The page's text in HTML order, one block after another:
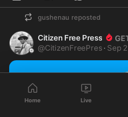
gushenau reposted
Citizen Free Press
@CitizenFreePres · Sep
Home Live